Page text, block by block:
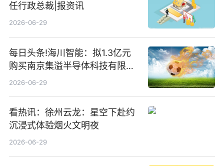
任行政总裁|报资讯
2026-06-29
每日头条!海川智能：拟1.3亿元
购买南京集溢半导体科技有限公
司15.3%股权
2026-06-29
看热讯：徐州云龙：星空下赴约
沉浸式体验烟火文明夜
2026-06-29